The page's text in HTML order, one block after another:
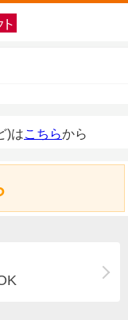
)はこちらから